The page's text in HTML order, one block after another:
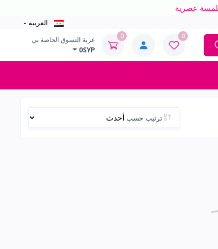
العربية
0
0 عربة التسوق الخاصة بي
0SYP
ترتيب حسب